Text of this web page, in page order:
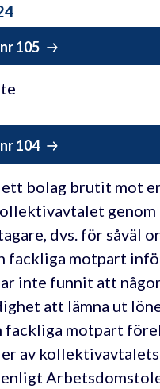
105
104
bolag brutit mot
dvs. för såväl
fackliga motpart
inte funnit att
att lämna ut
fackliga motpart
av